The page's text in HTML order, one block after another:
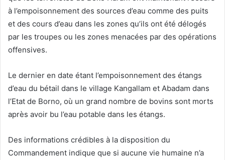
n
X
m
a
i
à l’empoisonnement des sources d’eau comme des puits
et des cours d’eau dans les zones qu’ils ont été délogés
par les troupes ou les zones menacées par des opérations
offensives.
Le dernier en date étant l’empoisonnement des étangs
d’eau du bétail dans le village Kangallam et Abadam dans
l’Etat de Borno, où un grand nombre de bovins sont morts
après avoir bu l’eau potable dans les étangs.
Des informations crédibles à la disposition du
Commandement indique que si aucune vie humaine n’a